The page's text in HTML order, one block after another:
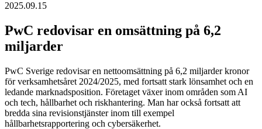
2025.09.15
PwC redovisar en omsättning på 6,2
miljarder
PwC Sverige redovisar en nettoomsättning på 6,2 miljarder kronor
för verksamhetsåret 2024/2025, med fortsatt stark lönsamhet och en
ledande marknadsposition. Företaget växer inom områden som AI
och tech, hållbarhet och riskhantering. Man har också fortsatt att
bredda sina revisionstjänster inom till exempel
hållbarhetsrapportering och cybersäkerhet.